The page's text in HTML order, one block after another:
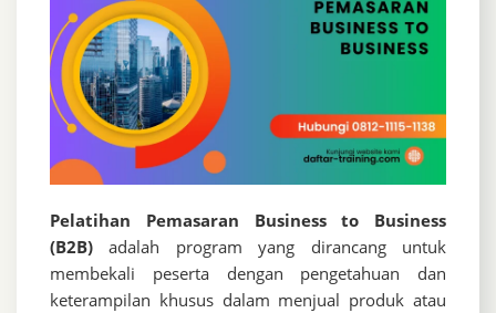
Pelatihan Pemasaran Business to Business
(B2B)adalah program yang dirancang untuk
membekali peserta dengan pengetahuan dan
keterampilan khusus dalam menjual produk atau